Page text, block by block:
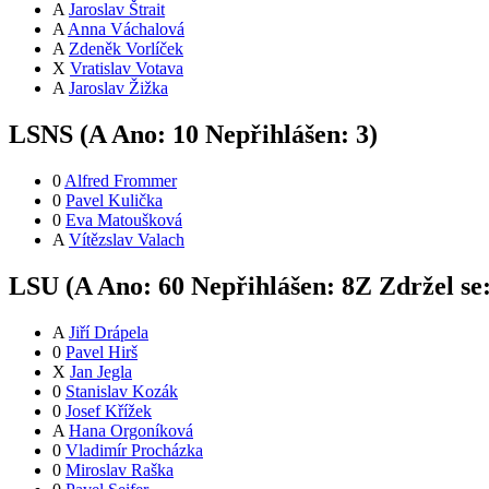
A Jaroslav Štrait
AAnna Váchalová
A Zdeněk Vorlíček
X Vratislav Votava
A Jaroslav Žižka
LSNS (AAno: 10 Nepřihlášen: 3)
0 Alfred Frommer
0 Pavel Kulička
0 Eva Matoušková
A Vítězslav Valach
LSU (A Ano: 60 Nepřihlášen: 8Z Zdržel se:
A Jiří Drápela
0 Pavel Hirš
X Jan Jegla
0 Stanislav Kozák
0 Josef Křížek
A Hana Orgoníková
0 Vladimír Procházka
0 Miroslav Raška